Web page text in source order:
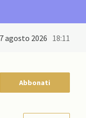
agosto 2026 18:11
Abbonati